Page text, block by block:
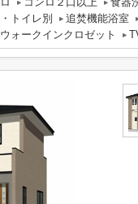
トイレ別 追焚機能浴室
ウォークインクロゼット